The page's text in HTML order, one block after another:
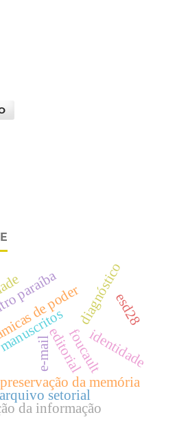
paraíba
editorial
preservação da memória
de poderfoucault
arquivo setorial
diagnóstico
da informação
identidade
e-mail
esd28